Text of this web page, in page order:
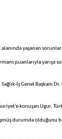
alanında yaşanan
puanlarıyla yarışa
Sağlık-İş Genel Başkanı
konuşan Ugur,
durumda olduğunu